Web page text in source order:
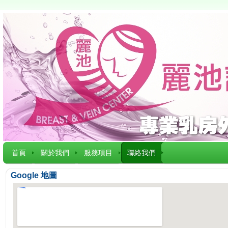
首頁 關於我們 服務項目 聯絡我們
Google 地圖